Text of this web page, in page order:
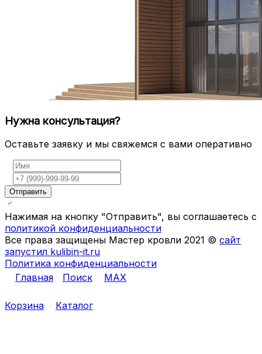
Нужна консультация?
Оставьте заявку и мы свяжемся с вами оперативно
Отправить
Нажимая на кнопку "Отправить", вы соглашаетесь с
политикой конфиденциальности
Все права защищены Мастер кровли 2021 © сайт
запустил kulibin-it.ru
Политика конфиденциальности
Главная
Поиск MAX
Корзина Каталог